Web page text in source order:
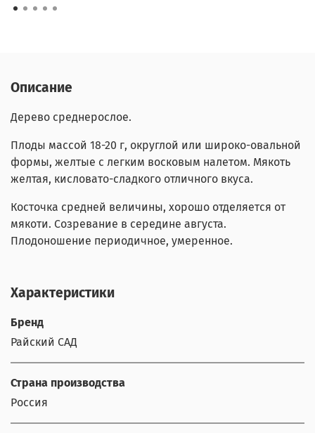
Описание
Дерево среднерослое.
Плоды массой 18-20 г, округлой или широко-овальной
формы, желтые с легким восковым налетом. Мякоть
желтая, кисловато-сладкого отличного вкуса.
Косточка средней величины, хорошо отделяется от
мякоти. Созревание в середине августа.
Плодоношение периодичное, умеренное.
Характеристики
Бренд
Райский САД
Страна производства
Россия